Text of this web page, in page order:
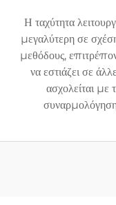
Η ταχύτητα
μεγαλύτερη σε
μεθόδους,
να εστιάζει σε
ασχολείται με